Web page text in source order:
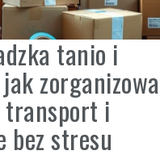
tanio i
transport i
bez stresu